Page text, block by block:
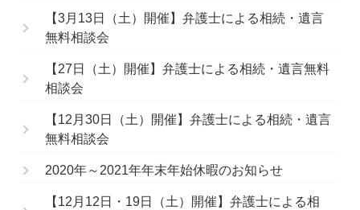
【3月13日（土）開催】弁護士による相続・遺言
無料相談会
【27日（土）開催】弁護士による相続・遺言無料
相談会
【12月30日（土）開催】弁護士による相続・遺言
無料相談会
2020年～2021年年末年始休暇のお知らせ
【12月12日・19日（土）開催】弁護士による相